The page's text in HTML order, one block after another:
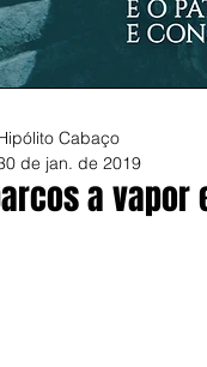
a
Cabaço
de jan. de 2019